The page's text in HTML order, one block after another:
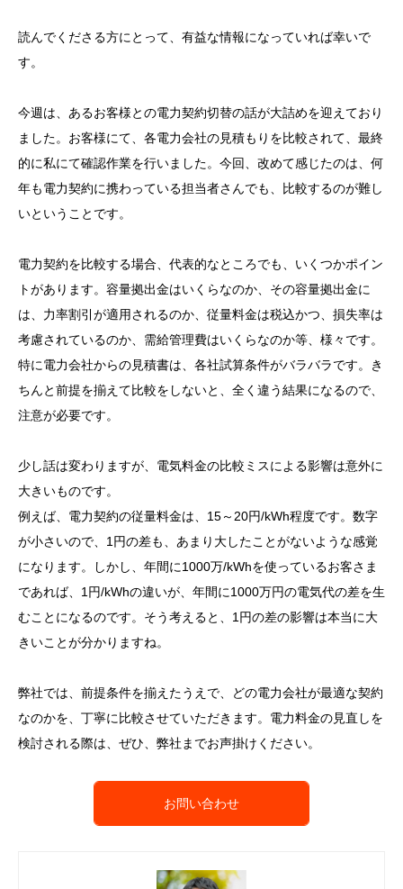
読んでくださる方にとって、有益な情報になっていれば幸いで
す。
今週は、あるお客様との電力契約切替の話が大詰めを迎えており
ました。お客様にて、各電力会社の見積もりを比較されて、最終
的に私にて確認作業を行いました。今回、改めて感じたのは、何
年も電力契約に携わっている担当者さんでも、比較するのが難し
いということです。
電力契約を比較する場合、代表的なところでも、いくつかポイン
トがあります。容量拠出金はいくらなのか、その容量拠出金に
は、力率割引が適用されるのか、従量料金は税込かつ、損失率は
考慮されているのか、需給管理費はいくらなのか等、様々です。
特に電力会社からの見積書は、各社試算条件がバラバラです。き
ちんと前提を揃えて比較をしないと、全く違う結果になるので、
注意が必要です。
少し話は変わりますが、電気料金の比較ミスによる影響は意外に
大きいものです。
例えば、電力契約の従量料金は、15～20円/kWh程度です。数字
が小さいので、1円の差も、あまり大したことがないような感覚
になります。しかし、年間に1000万/kWhを使っているお客さま
であれば、1円/kWhの違いが、年間に1000万円の電気代の差を生
むことになるのです。そう考えると、1円の差の影響は本当に大
きいことが分かりますね。
弊社では、前提条件を揃えたうえで、どの電力会社が最適な契約
なのかを、丁寧に比較させていただきます。電力料金の見直しを
検討される際は、ぜひ、弊社までお声掛けください。
お問い合わせ